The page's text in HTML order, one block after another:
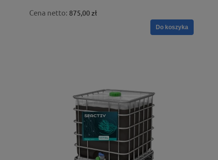
Cena netto: 875,00 zł
Do koszyka